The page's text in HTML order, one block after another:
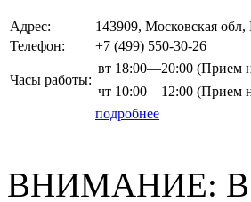
Адрес:
143909, Московская
Телефон:
+7 (499) 550-30-26
Часы работы:
вт 18:00—20:00 (Прием
чт 10:00—12:00 (Прием
подробнее
ВНИМАНИЕ: В